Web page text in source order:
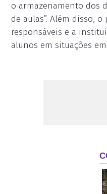
o armazenamento dos
de aulas”. Além disso,
responsáveis e a
alunos em situações